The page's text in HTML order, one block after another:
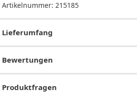
Artikelnummer: 215185
Lieferumfang
Bewertungen
Produktfragen